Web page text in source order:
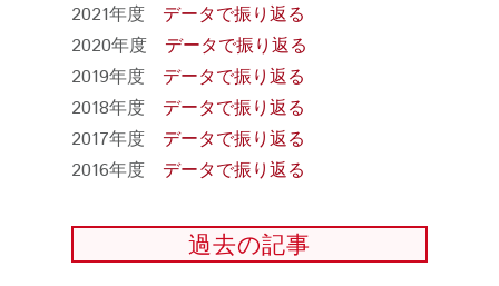
2021年度 データで振り返る
2020年度 データで振り返る
2019年度 データで振り返る
2018年度 データで振り返る
2017年度 データで振り返る
2016年度 データで振り返る
過去の記事